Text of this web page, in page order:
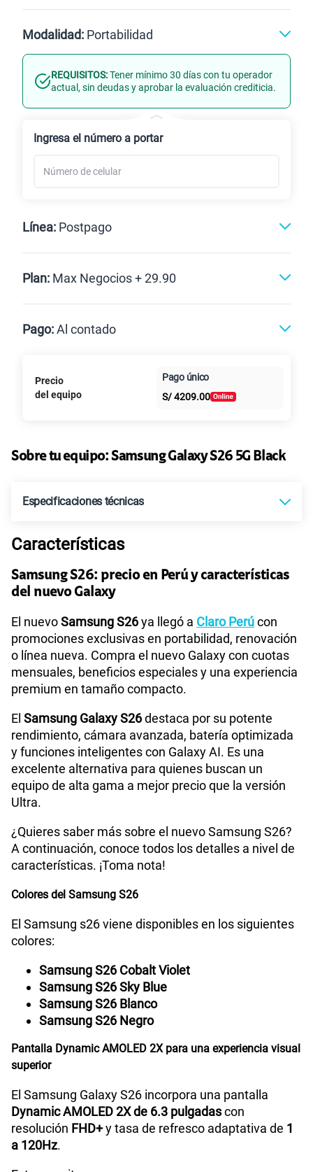
256GB
Modalidad: Portabilidad
Línea Nueva Portabilidad
REQUISITOS:Tener mínimo 30 días con tu operador
actual, sin deudas y aprobar la evaluación crediticia.
Ingresa el número a portar
Línea: Postpago
Plan: Max Negocios + 29.90
Paga solo
10GBen alta velocidad
S/
Paga solo S/ 49.90
Pago:Al contado
Al contado Cuotas Claro
intereses
Precio
del equipo
Pago único
S/4209.00
Sobre tu equipo: SamsungGalaxy S26 5G Black
Especificaciones técnicas
Tecnología de Pantalla
Sistema operativo
Procesador Exynos 2600 (2nm)
WiFI
Cámara de fotos Principal
Cámara de fotos Frontal 12 MP
Capacidad Memoria Interna 256GB | 512GB
Capacidad Memoria RAM
Características
Samsung S26: precio en Perú y características
del nuevo Galaxy
El nuevoSamsung S26ya llegó a Claro Perúcon
promociones exclusivas en portabilidad, renovación
o línea nueva. Compra el nuevo Galaxy con cuotas
mensuales, beneficios especiales y una experiencia
premium en tamaño compacto.
El Samsung Galaxy S26destaca por su potente
rendimiento, cámara avanzada, batería optimizada
y funciones inteligentes con Galaxy AI. Es una
excelente alternativa para quienes buscan un
equipo de alta gama a mejor precio que la versión
Ultra.
¿Quieres saber más sobre el nuevo Samsung S26?
A continuación, conoce todos los detalles a nivel de
características. ¡Toma nota!
Colores del Samsung S26
El Samsung s26 viene disponibles en los siguientes
colores:
Samsung S26 Cobalt Violet
Samsung S26 Sky Blue
Samsung S26 Blanco
Samsung S26 Negro
Pantalla Dynamic AMOLED 2X para una experiencia visual
superior
El Samsung Galaxy S26 incorpora una pantalla
Dynamic AMOLED 2X de 6.3 pulgadascon
resolución FHD+y tasa de refresco adaptativa de 1
a 120Hz.